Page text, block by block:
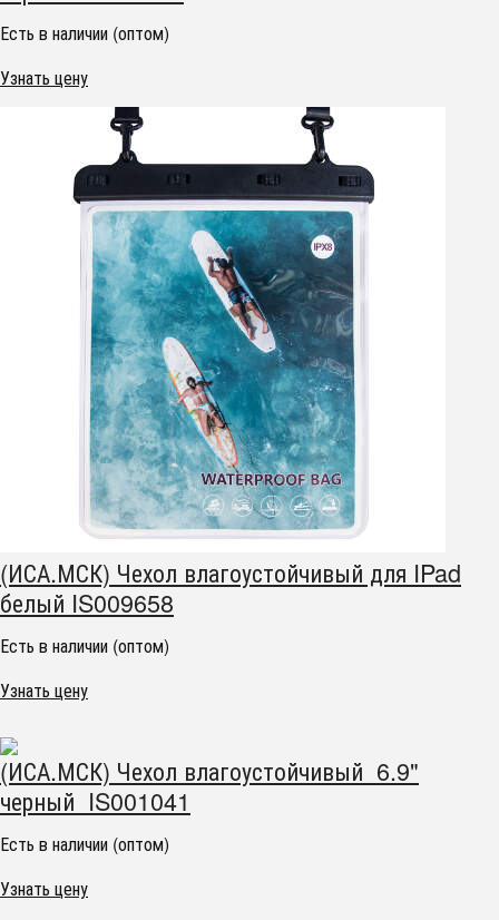
Есть в наличии (оптом)
Узнать цену
(ИСА.МСК) Чехол влагоустойчивый для IPad
белый IS009658
Есть в наличии (оптом)
Узнать цену
(ИСА.МСК) Чехол влагоустойчивый 6.9"
черный IS001041
Есть в наличии (оптом)
Узнать цену